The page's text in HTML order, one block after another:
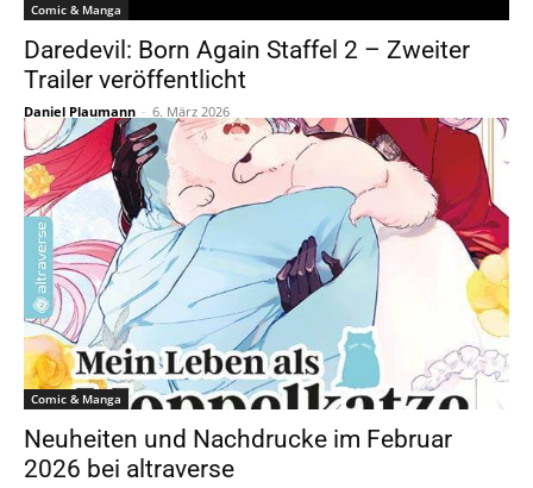
Comic & Manga
Daredevil: Born Again Staffel 2 – Zweiter
Trailer veröffentlicht
Daniel Plaumann - 6. März 2026
Comic & Manga
Neuheiten und Nachdrucke im Februar
2026 bei altraverse